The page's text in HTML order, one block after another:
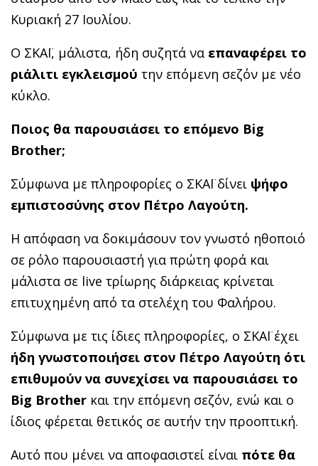
Κυριακή 27 Ιουλίου.
Ο ΣΚΑΪ, μάλιστα, ήδη συζητά να επαναφέρει το
ριάλιτι εγκλεισμού την επόμενη σεζόν με νέο
κύκλο.
Ποιος θα παρουσιάσει το επόμενο Big
Brother;
Σύμφωνα με πληροφορίες ο ΣΚΑΪ δίνει ψήφο
εμπιστοσύνης στον Πέτρο Λαγούτη.
Η απόφαση να δοκιμάσουν τον γνωστό ηθοποιό
σε ρόλο παρουσιαστή για πρώτη φορά και
μάλιστα σε live τρίωρης διάρκειας κρίνεται
επιτυχημένη από τα στελέχη του Φαλήρου.
Σύμφωνα με τις ίδιες πληροφορίες, ο ΣΚΑΪ έχει
ήδη γνωστοποιήσει στον Πέτρο Λαγούτη ότι
επιθυμούν να συνεχίσει να παρουσιάσει το
Big Brother και την επόμενη σεζόν, ενώ και ο
ίδιος φέρεται θετικός σε αυτήν την προοπτική.
Αυτό που μένει να αποφασιστεί είναι πότε θα